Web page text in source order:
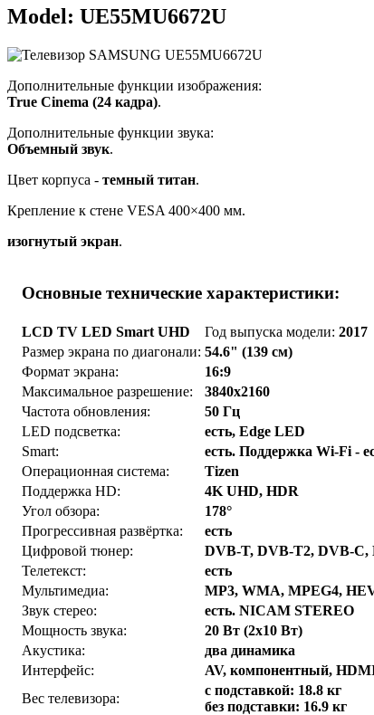
Model: UE55MU6672U
Дополнительные функции изображения:
True Cinema (24 кадра).
Дополнительные функции звука:
Объемный звук.
Цвет корпуса - темный титан.
Крепление к стене VESA 400×400 мм.
изогнутый экран.
Основные технические характеристики:
LCD TV LED Smart UHD Год выпуска модели:2017
Размер экрана по диагонали: 54.6" (139 см)
Формат экрана:
16:9
Максимальное разрешение:
3840x2160
Частота обновления:
50 Гц
LED подсветка:
есть, Edge LED
Smart:
есть. Поддержка Wi-Fi -
Операционная система:
Tizen
Поддержка HD:
4K UHD, HDR
Угол обзора:
178°
Прогрессивная развёртка:
есть
Цифровой тюнер:
DVB-T, DVB-T2, DVB-C,
Телетекст:
есть
Мультимедиа:
MP3, WMA, MPEG4,
Звук стерео:
есть. NICAM STEREO
Мощность звука:
20 Вт (2х10 Вт)
Акустика:
два динамика
Интерфейс:
AV, компонентный,
Вес телевизора:
с подставкой: 18.8 кг
без подставки: 16.9 кг